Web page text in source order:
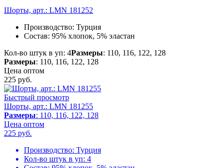
Шорты, арт.: LMN 181252
Производство: Турция
Состав: 95% хлопок, 5% эластан
Кол-во штук в уп: 4Размеры: 110, 116, 122, 128
Размеры: 110, 116, 122, 128
Цена оптом
225 руб.
Быстрый просмотр
Шорты, арт.: LMN 181255
Размеры: 110, 116, 122, 128
Цена оптом
225 руб.
Производство: Турция
Кол-во штук в уп: 4